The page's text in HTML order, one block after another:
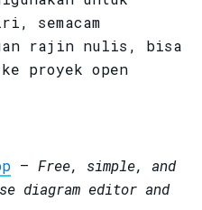
semacam
rajin nulis, bisa
proyek open
– Free, simple, and
diagram editor and